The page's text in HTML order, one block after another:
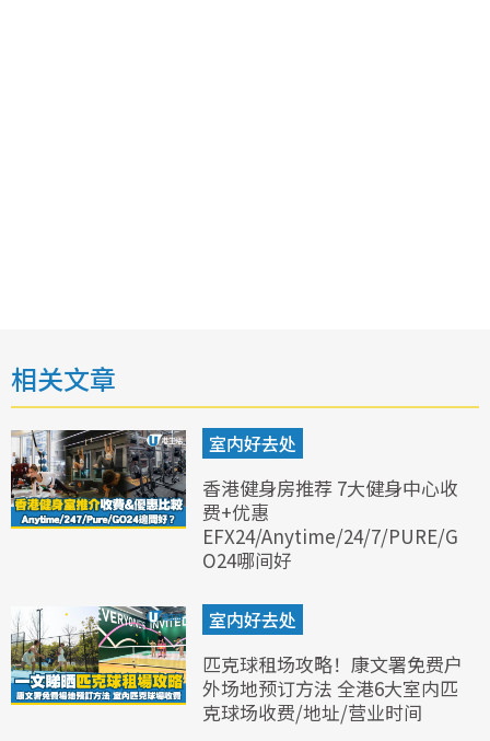
相关文章
室内好去处
香港健身房推荐 7大健身中心收
费+优惠
EFX24/Anytime/24/7/PURE/G
O24哪间好
室内好去处
匹克球租场攻略！康文署免费户
外场地预订方法 全港6大室内匹
克球场收费/地址/营业时间